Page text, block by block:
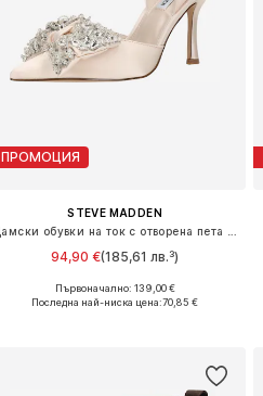
ПРОМОЦИЯ
STEVE MADDEN
94,90 €(185,61 лв.³)
Налични размери: 37, 38, 39, 40, 41, 42
Първоначално: 139,00 €
Последна най-ниска цена:70,85 €